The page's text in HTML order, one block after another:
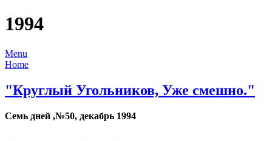
1994
Menu
Home
"Круглый Угольников, Уже смешно."
Семь дней ,№50, декабрь 1994